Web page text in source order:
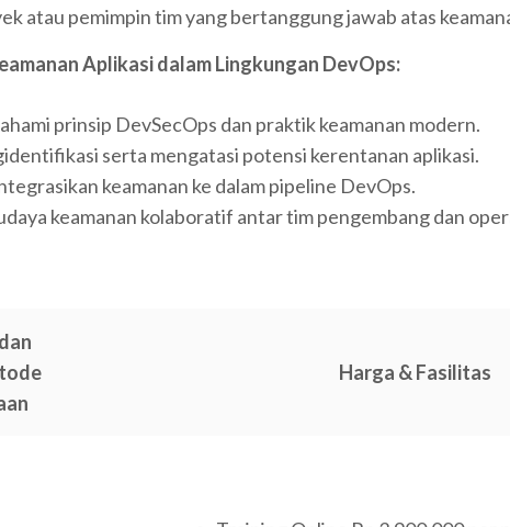
atau pemimpin tim yang bertanggung jawab atas
Aplikasi dalam Lingkungan DevOps:
prinsip DevSecOps dan praktik keamanan modern.
serta mengatasi potensi kerentanan aplikasi.
keamanan ke dalam pipeline DevOps.
keamanan kolaboratif antar tim pengembang dan
Harga & Fasilitas